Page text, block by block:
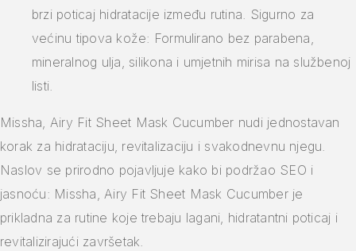
brzi poticaj hidratacije između rutina. Sigurno za
većinu tipova kože: Formulirano bez parabena,
mineralnog ulja, silikona i umjetnih mirisa na službenoj
listi.
Missha, Airy Fit Sheet Mask Cucumber nudi jednostavan
korak za hidrataciju, revitalizaciju i svakodnevnu njegu.
Naslov se prirodno pojavljuje kako bi podržao SEO i
jasnoću: Missha, Airy Fit Sheet Mask Cucumber je
prikladna za rutine koje trebaju lagani, hidratantni poticaj i
revitalizirajući završetak.